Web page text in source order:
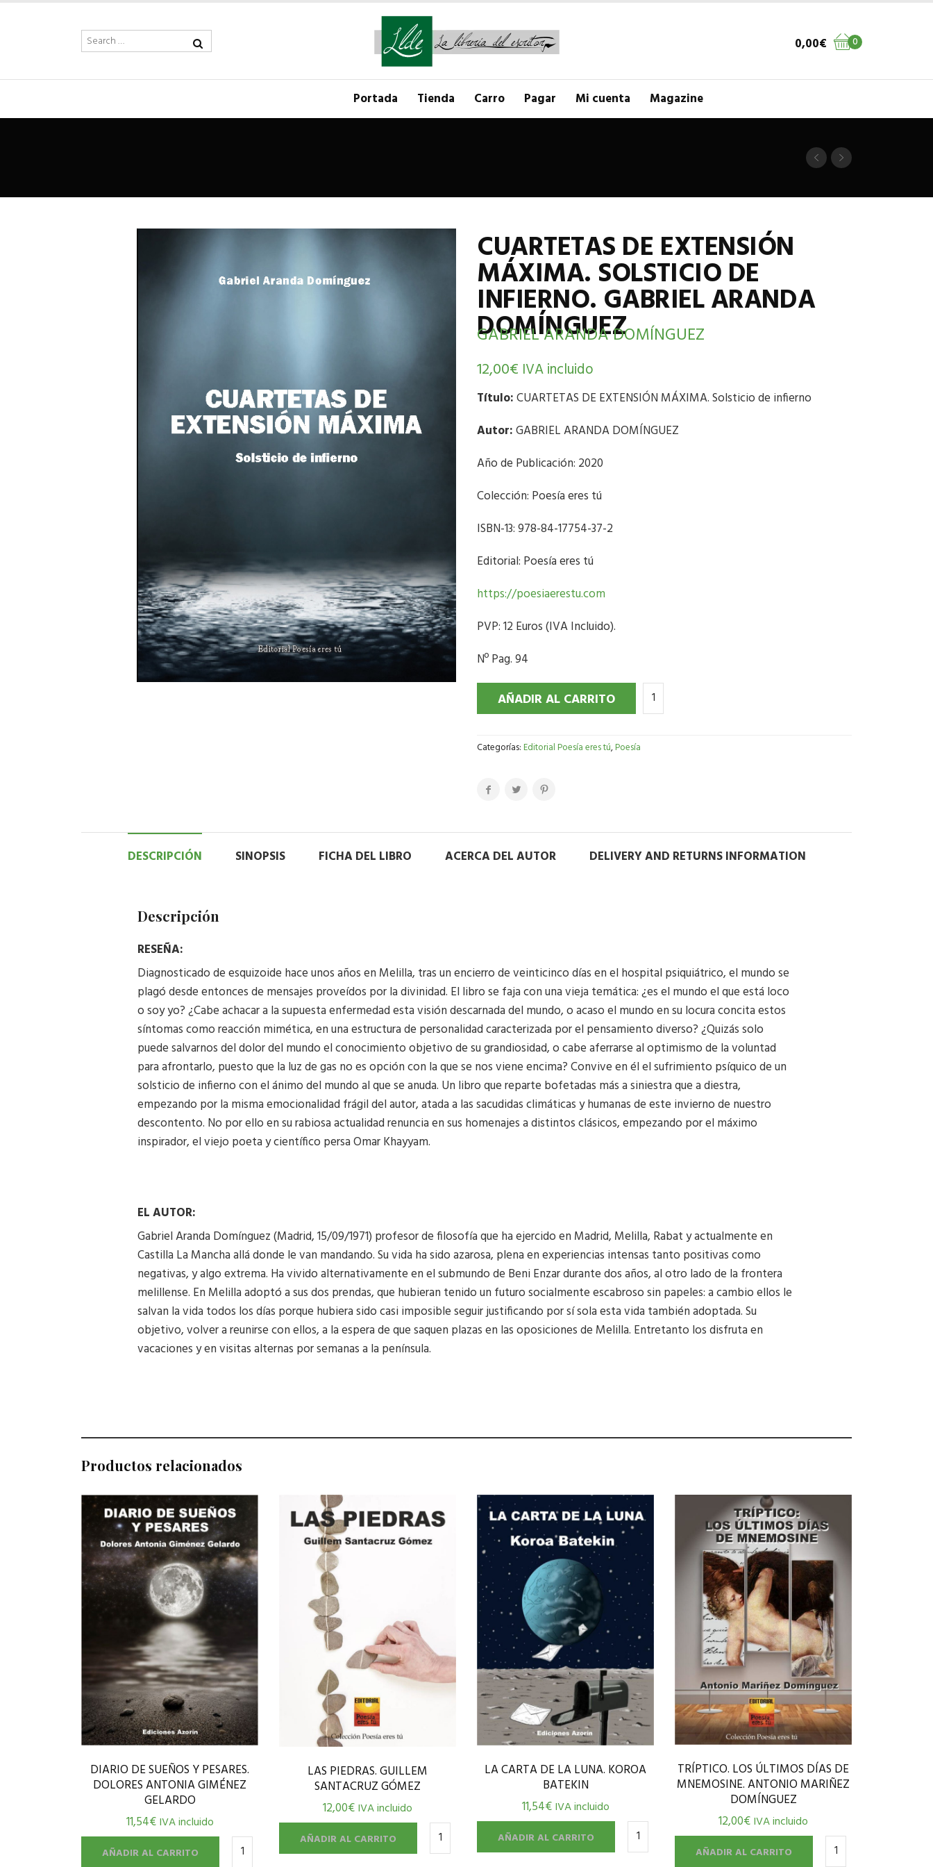
0
0,00€
Portada Tienda Carro Pagar Mi cuenta Magazine
CUARTETAS DE EXTENSIÓN
MÁXIMA. SOLSTICIO DE
INFIERNO. GABRIEL ARANDA
DOMÍNGUEZ
GABRIEL ARANDA DOMÍNGUEZ
12,00€ IVA incluido
Título:CUARTETAS DE EXTENSIÓN MÁXIMA. Solsticio de infierno
Autor:GABRIEL ARANDA DOMÍNGUEZ
Año de Publicación: 2020
Colección: Poesía eres tú
ISBN-13: 978-84-17754-37-2
Editorial: Poesía eres tú
https://poesiaerestu.com
PVP: 12 Euros (IVA Incluido).
Nº Pag. 94
AÑADIR AL CARRITO
Categorías:Editorial Poesía eres tú,Poesía
DESCRIPCIÓN SINOPSIS FICHA DEL LIBRO ACERCA DEL AUTOR DELIVERY AND RETURNS INFORMATION
Descripción
RESEÑA:
Diagnosticado de esquizoide hace unos años en Melilla, tras un encierro de veinticinco días en el hospital psiquiátrico, el mundo se
plagó desde entonces de mensajes proveídos por la divinidad. El libro se faja con una vieja temática: ¿es el mundo el que está loco
o soy yo? ¿Cabe achacar a la supuesta enfermedad esta visión descarnada del mundo, o acaso el mundo en su locura concita estos
síntomas como reacción mimética, en una estructura de personalidad caracterizada por el pensamiento diverso? ¿Quizás solo
puede salvarnos del dolor del mundo el conocimiento objetivo de su grandiosidad, o cabe aferrarse al optimismo de la voluntad
para afrontarlo, puesto que la luz de gas no es opción con la que se nos viene encima? Convive en él el sufrimiento psíquico de un
solsticio de infierno con el ánimo del mundo al que se anuda. Un libro que reparte bofetadas más a siniestra que a diestra,
empezando por la misma emocionalidad frágil del autor, atada a las sacudidas climáticas y humanas de este invierno de nuestro
descontento. No por ello en su rabiosa actualidad renuncia en sus homenajes a distintos clásicos, empezando por el máximo
inspirador, el viejo poeta y científico persa Omar Khayyam.
EL AUTOR:
Gabriel Aranda Domínguez (Madrid, 15/09/1971) profesor de filosofía que ha ejercido en Madrid, Melilla, Rabat y actualmente en
Castilla La Mancha allá donde le van mandando. Su vida ha sido azarosa, plena en experiencias intensas tanto positivas como
negativas, y algo extrema. Ha vivido alternativamente en el submundo de Beni Enzar durante dos años, al otro lado de la frontera
melillense. En Melilla adoptó a sus dos prendas, que hubieran tenido un futuro socialmente escabroso sin papeles: a cambio ellos le
salvan la vida todos los días porque hubiera sido casi imposible seguir justificando por sí sola esta vida también adoptada. Su
objetivo, volver a reunirse con ellos, a la espera de que saquen plazas en las oposiciones de Melilla. Entretanto los disfruta en
vacaciones y en visitas alternas por semanas a la península.
Productos relacionados
DIARIO DE SUEÑOS Y PESARES.
DOLORES ANTONIA GIMÉNEZ
GELARDO
11,54€ IVA incluido
AÑADIR AL CARRITO
LAS PIEDRAS. GUILLEM
SANTACRUZ GÓMEZ
12,00€IVA incluido
AÑADIR AL CARRITO
LA CARTA DE LA LUNA. KOROA
BATEKIN
11,54€ IVA incluido
AÑADIR AL CARRITO
TRÍPTICO. LOS ÚLTIMOS DÍAS DE
MNEMOSINE. ANTONIO MARIÑEZ
DOMÍNGUEZ
12,00€IVA incluido
AÑADIR AL CARRITO